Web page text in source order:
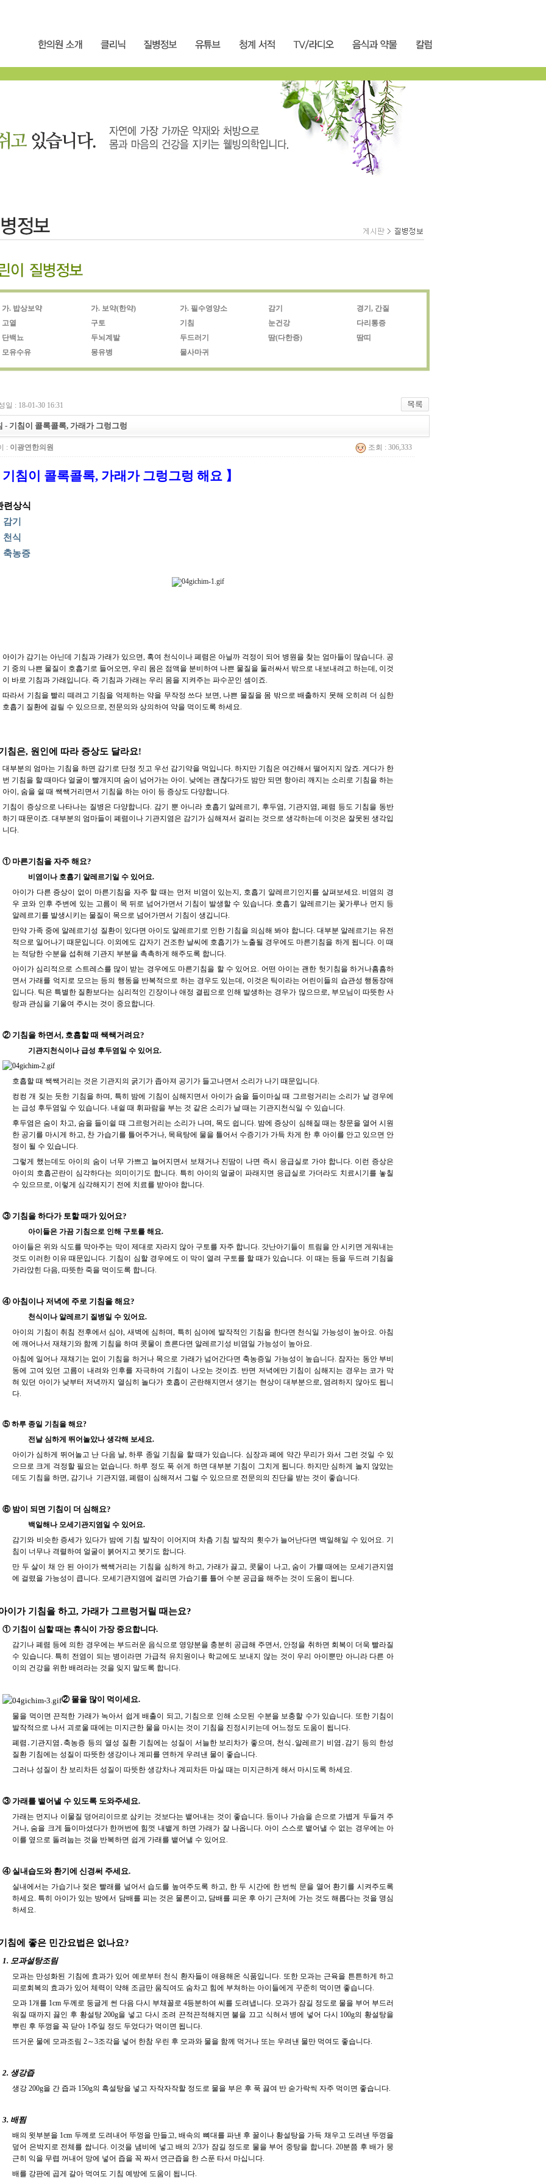
가. 밥상보약 가. 보약(한약) 가. 필수영양소 감기
경기, 간질
고열
구토 기침 눈건강
다리통증
단백뇨
두뇌계발 두드러기 땀(다한증)
땀띠
모유수유
몽유병 물사마귀
일 : 18-01-30 16:31
- 기침이 콜록콜록, 가래가 그렁그렁
: 이광연한의원 조회 : 306,333
침이 콜록콜록, 가래가 그렁그렁 해요 】
련상식
감기
천식
축농증
아이가 감기는 아닌데 기침과 가래가 있으면, 혹여 천식이나 폐렴은 아닐까 걱정이 되어 병원을 찾는 엄마들이 많습니다. 공
기 중의 나쁜 물질이 호흡기로 들어오면, 우리 몸은 점액을 분비하여 나쁜 물질을 둘러싸서 밖으로 내보내려고 하는데, 이것
이 바로 기침과 가래입니다. 즉 기침과 가래는 우리 몸을 지켜주는 파수꾼인 셈이죠.
따라서 기침을 빨리 떼려고 기침을 억제하는 약을 무작정 쓰다 보면, 나쁜 물질을 몸 밖으로 배출하지 못해 오히려 더 심한
호흡기 질환에 걸릴 수 있으므로, 전문의와 상의하여 약을 먹이도록 하세요.
침은, 원인에 따라 증상도 달라요!
대부분의 엄마는 기침을 하면 감기로 단정 짓고 우선 감기약을 먹입니다. 하지만 기침은 여간해서 떨어지지 않죠. 게다가 한
번 기침을 할 때마다 얼굴이 빨개지며 숨이 넘어가는 아이. 낮에는 괜찮다가도 밤만 되면 항아리 깨지는 소리로 기침을 하는
아이, 숨을 쉴 때 쌕쌕거리면서 기침을 하는 아이 등 증상도 다양합니다.
기침이 증상으로 나타나는 질병은 다양합니다. 감기 뿐 아니라 호흡기 알레르기, 후두염, 기관지염, 폐렴 등도 기침을 동반
하기 때문이죠. 대부분의 엄마들이 폐렴이나 기관지염은 감기가 심해져서 걸리는 것으로 생각하는데 이것은 잘못된 생각입
니다.
① 마른기침을 자주 해요?
비염이나 호흡기 알레르기일 수 있어요.
아이가 다른 증상이 없이 마른기침을 자주 할 때는 먼저 비염이 있는지, 호흡기 알레르기인지를 살펴보세요. 비염의 경
우 코와 인후 주변에 있는 고름이 목 뒤로 넘어가면서 기침이 발생할 수 있습니다. 호흡기 알레르기는 꽃가루나 먼지 등
알레르기를 발생시키는 물질이 목으로 넘어가면서 기침이 생깁니다.
만약 가족 중에 알레르기성 질환이 있다면 아이도 알레르기로 인한 기침을 의심해 봐야 합니다. 대부분 알레르기는 유전
적으로 일어나기 때문입니다. 이외에도 갑자기 건조한 날씨에 호흡기가 노출될 경우에도 마른기침을 하게 됩니다. 이 때
는 적당한 수분을 섭취해 기관지 부분을 촉촉하게 해주도록 합니다.
아이가 심리적으로 스트레스를 많이 받는 경우에도 마른기침을 할 수 있어요. 어떤 아이는 괜한 헛기침을 하거나흠흠하
면서 가래를 억지로 모으는 등의 행동을 반복적으로 하는 경우도 있는데, 이것은 틱이라는 어린이들의 습관성 행동장애
입니다. 틱은 특별한 질환보다는 심리적인 긴장이나 애정 결핍으로 인해 발생하는 경우가 많으므로, 부모님이 따뜻한 사
랑과 관심을 기울여 주시는 것이 중요합니다.
② 기침을 하면서, 호흡할 때 쌕쌕거려요?
기관지천식이나 급성 후두염일 수 있어요.
호흡할 때 쌕쌕거리는 것은 기관지의 굵기가 좁아져 공기가 들고나면서 소리가 나기 때문입니다.
컹컹 개 짖는 듯한 기침을 하며, 특히 밤에 기침이 심해지면서 아이가 숨을 들이마실 때 그르렁거리는 소리가 날 경우에
는 급성 후두염일 수 있습니다. 내쉴 때 휘파람을 부는 것 같은 소리가 날 때는 기관지천식일 수 있습니다.
후두염은 숨이 차고, 숨을 들이쉴 때 그르렁거리는 소리가 나며, 목도 쉽니다. 밤에 증상이 심해질 때는 창문을 열어 시원
한 공기를 마시게 하고, 찬 가습기를 틀어주거나, 목욕탕에 물을 틀어서 수증기가 가득 차게 한 후 아이를 안고 있으면 안
정이 될 수 있습니다.
그렇게 했는데도 아이의 숨이 너무 가쁘고 늘어지면서 보채거나 진땀이 나면 즉시 응급실로 가야 합니다. 이런 증상은
아이의 호흡곤란이 심각하다는 의미이기도 합니다. 특히 아이의 얼굴이 파래지면 응급실로 가더라도 치료시기를 놓칠
수 있으므로, 이렇게 심각해지기 전에 치료를 받아야 합니다.
③ 기침을 하다가 토할 때가 있어요?
아이들은 가끔 기침으로 인해 구토를 해요.
아이들은 위와 식도를 막아주는 막이 제대로 자라지 않아 구토를 자주 합니다. 갓난아기들이 트림을 안 시키면 게워내는
것도 이러한 이유 때문입니다. 기침이 심할 경우에도 이 막이 열려 구토를 할 때가 있습니다. 이 때는 등을 두드려 기침을
가라앉힌 다음, 따뜻한 죽을 먹이도록 합니다.
④ 아침이나 저녁에 주로 기침을 해요?
천식이나 알레르기 질병일 수 있어요.
아이의 기침이 취침 전후에서 심야, 새벽에 심하며, 특히 심야에 발작적인 기침을 한다면 천식일 가능성이 높아요. 아침
에 깨어나서 재채기와 함께 기침을 하며 콧물이 흐른다면 알레르기성 비염일 가능성이 높아요.
아침에 일어나 재채기는 없이 기침을 하거나 목으로 가래가 넘어간다면 축농증일 가능성이 높습니다. 잠자는 동안 부비
동에 고여 있던 고름이 내려와 인후를 자극하여 기침이 나오는 것이죠. 반면 저녁에만 기침이 심해지는 경우는 코가 막
혀 있던 아이가 낮부터 저녁까지 열심히 놀다가 호흡이 곤란해지면서 생기는 현상이 대부분으로, 염려하지 않아도 됩니
다.
⑤ 하루 종일 기침을 해요?
전날 심하게 뛰어놀았나 생각해 보세요.
아이가 심하게 뛰어놀고 난 다음 날, 하루 종일 기침을 할 때가 있습니다. 심장과 폐에 약간 무리가 와서 그런 것일 수 있
으므로 크게 걱정할 필요는 없습니다. 하루 정도 푹 쉬게 하면 대부분 기침이 그치게 됩니다. 하지만 심하게 놀지 않았는
데도 기침을 하면, 감기나 기관지염, 폐렴이 심해져서 그럴 수 있으므로 전문의의 진단을 받는 것이 좋습니다.
⑥ 밤이 되면 기침이 더 심해요?
백일해나 모세기관지염일 수 있어요.
감기와 비슷한 증세가 있다가 밤에 기침 발작이 이어지며 차츰 기침 발작의 횟수가 늘어난다면 백일해일 수 있어요. 기
침이 너무나 격렬하여 얼굴이 붉어지고 붓기도 합니다.
만 두 살이 채 안 된 아이가 쌕쌕거리는 기침을 심하게 하고, 가래가 끓고, 콧물이 나고, 숨이 가쁠 때에는 모세기관지염
에 걸렸을 가능성이 큽니다. 모세기관지염에 걸리면 가습기를 틀어 수분 공급을 해주는 것이 도움이 됩니다.
이가 기침을 하고, 가래가 그르렁거릴 때는요?
① 기침이 심할 때는 휴식이 가장 중요합니다.
감기나 폐렴 등에 의한 경우에는 부드러운 음식으로 영양분을 충분히 공급해 주면서, 안정을 취하면 회복이 더욱 빨라질
수 있습니다. 특히 전염이 되는 병이라면 가급적 유치원이나 학교에도 보내지 않는 것이 우리 아이뿐만 아니라 다른 아
이의 건강을 위한 배려라는 것을 잊지 말도록 합니다.
② 물을 많이 먹이세요.
물을 먹이면 끈적한 가래가 녹아서 쉽게 배출이 되고, 기침으로 인해 소모된 수분을 보충할 수가 있습니다. 또한 기침이
발작적으로 나서 괴로울 때에는 미지근한 물을 마시는 것이 기침을 진정시키는데 어느정도 도움이 됩니다.
폐렴․기관지염․축농증 등의 열성 질환 기침에는 성질이 서늘한 보리차가 좋으며, 천식․알레르기 비염․감기 등의 한성
질환 기침에는 성질이 따뜻한 생강이나 계피를 연하게 우려낸 물이 좋습니다.
그러나 성질이 찬 보리차든 성질이 따뜻한 생강차나 계피차든 마실 때는 미지근하게 해서 마시도록 하세요.
③ 가래를 뱉어낼 수 있도록 도와주세요.
가래는 먼지나 이물질 덩어리이므로 삼키는 것보다는 뱉어내는 것이 좋습니다. 등이나 가슴을 손으로 가볍게 두들겨 주
거나, 숨을 크게 들이마셨다가 한꺼번에 힘껏 내뱉게 하면 가래가 잘 나옵니다. 아이 스스로 뱉어낼 수 없는 경우에는 아
이를 옆으로 돌려눕는 것을 반복하면 쉽게 가래를 뱉어낼 수 있어요.
④ 실내습도와 환기에 신경써 주세요.
실내에서는 가습기나 젖은 빨래를 널어서 습도를 높여주도록 하고, 한 두 시간에 한 번씩 문을 열어 환기를 시켜주도록
하세요. 특히 아이가 있는 방에서 담배를 피는 것은 물론이고, 담배를 피운 후 아기 근처에 가는 것도 해롭다는 것을 명심
하세요.
침에 좋은 민간요법은 없나요?
1. 모과설탕조림
모과는 만성화된 기침에 효과가 있어 예로부터 천식 환자들이 애용해온 식품입니다. 또한 모과는 근육을 튼튼하게 하고
피로회복의 효과가 있어 체력이 약해 조금만 움직여도 숨차고 힘에 부쳐하는 아이들에게 꾸준히 먹이면 좋습니다.
모과 1개를 1cm 두께로 둥글게 썬 다음 다시 부채꼴로 4등분하여 씨를 도려냅니다. 모과가 잠길 정도로 물을 부어 부드러
워질 때까지 끓인 후 황설탕 200g을 넣고 다시 조려 끈적끈적해지면 불을 끄고 식혀서 병에 넣어 다시 100g의 황설탕을
뿌린 후 뚜껑을 꼭 닫아 1주일 정도 두었다가 먹이면 됩니다.
뜨거운 물에 모과조림 2～3조각을 넣어 한참 우린 후 모과와 물을 함께 먹거나 또는 우려낸 물만 먹여도 좋습니다.
2. 생강즙
생강 200g을 간 즙과 150g의 흑설탕을 넣고 자작자작할 정도로 물을 부은 후 푹 끓여 반 숟가락씩 자주 먹이면 좋습니다.
3. 배찜
배의 윗부분을 1cm 두께로 도려내어 뚜껑을 만들고, 배속의 뼈대를 파낸 후 꿀이나 황설탕을 가득 채우고 도려낸 뚜껑을
덮어 은박지로 전체를 쌉니다. 이것을 냄비에 넣고 배의 2/3가 잠길 정도로 물을 부어 중탕을 합니다. 20분쯤 후 배가 뭉
근히 익을 무렵 꺼내어 망에 넣어 즙을 꼭 짜서 연근즙을 한 스푼 타서 마십니다.
배를 강판에 곱게 갈아 먹여도 기침 예방에 도움이 됩니다.